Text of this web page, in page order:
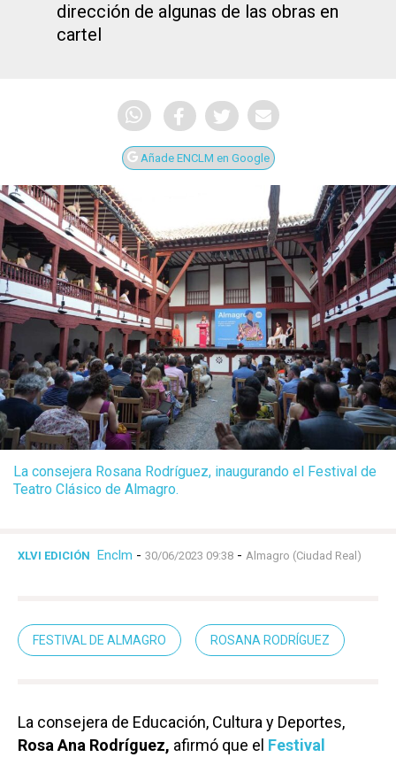
dirección de algunas de las obras en
cartel
Añade ENCLM en Google
La consejera Rosana Rodríguez, inaugurando el Festival de
Teatro Clásico de Almagro.
XLVI EDICIÓN Enclm - 30/06/2023 09:38 - Almagro (Ciudad Real)
FESTIVAL DE ALMAGRO ROSANA RODRÍGUEZ
La consejera de Educación, Cultura y Deportes,
Rosa Ana Rodríguez, afirmó que el Festival